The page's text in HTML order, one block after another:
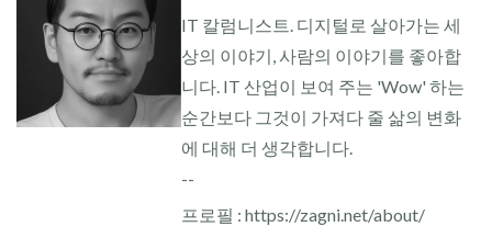
IT 칼럼니스트. 디지털로 살아가는 세
상의 이야기, 사람의 이야기를 좋아합
니다. IT 산업이 보여 주는 'Wow' 하는
순간보다 그것이 가져다 줄 삶의 변화
에 대해 더 생각합니다.
--
프로필 : https://zagni.net/about/